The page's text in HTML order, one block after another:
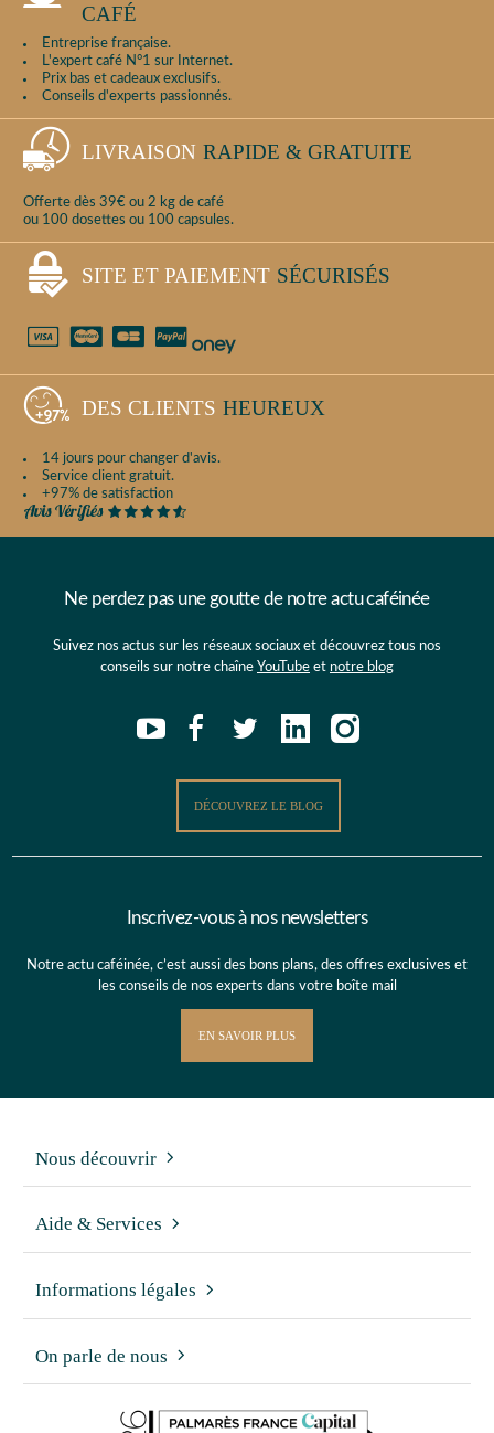
CAFÉ
Entreprise française.
L'expert café N°1 sur Internet.
Prix bas et cadeaux exclusifs.
Conseils d'experts passionnés.
LIVRAISON RAPIDE & GRATUITE
Offerte dès 39€ ou 2 kg de café
ou 100 dosettes ou 100 capsules.
SITE ET PAIEMENT SÉCURISÉS
DES CLIENTS HEUREUX
14 jours pour changer d'avis.
Service client gratuit.
+97% de satisfaction
Ne perdez pas une goutte de notre actu caféinée
Suivez nos actus sur les réseaux sociaux et découvrez tous nos
conseils sur notre chaîne YouTube et notre blog
DÉCOUVREZ LE BLOG
Inscrivez-vous à nos newsletters
Notre actu caféinée, c’est aussi des bons plans, des offres exclusives et
les conseils de nos experts dans votre boîte mail
EN SAVOIR PLUS
Nous découvrir
Aide & Services
Informations légales
On parle de nous